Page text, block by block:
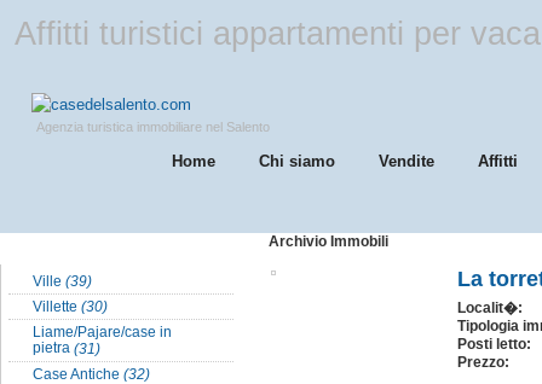
Affitti turistici appartamenti per
Agenzia turistica immobiliare nel Salento
Home Chi siamo Vendite Affitti
Ville (39)
Villette (30)
Liame/Pajare/case in
pietra (31)
Case Antiche (32)
Archivio Immobili
La
Localit�:
Tipologia
Posti letto:
Prezzo: